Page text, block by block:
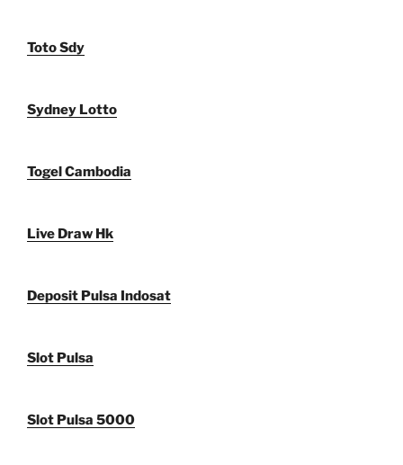
Toto Sdy
Sydney Lotto
Togel Cambodia
Live Draw Hk
Deposit Pulsa Indosat
Slot Pulsa
Slot Pulsa 5000